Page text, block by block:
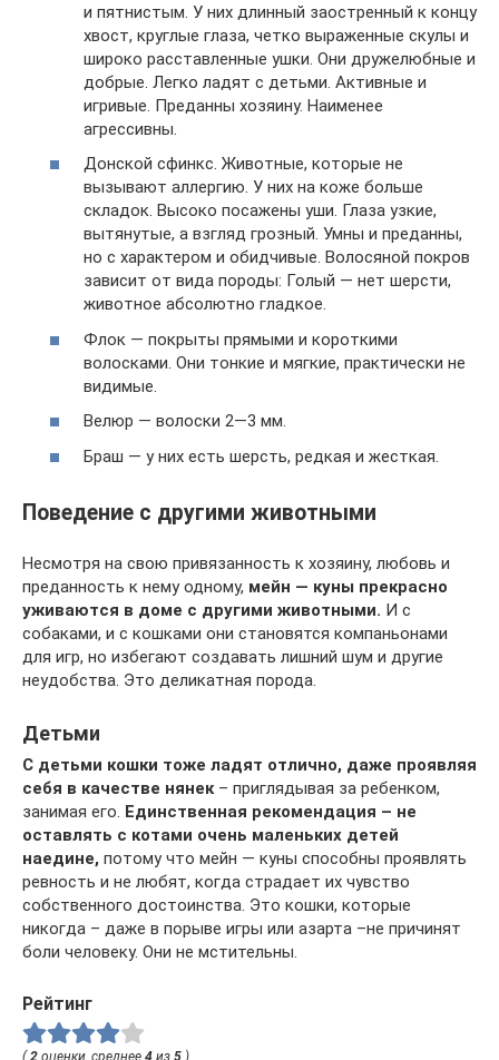
и пятнистым. У них длинный заостренный к концу
хвост, круглые глаза, четко выраженные скулы и
широко расставленные ушки. Они дружелюбные и
добрые. Легко ладят с детьми. Активные и
игривые. Преданны хозяину. Наименее
агрессивны.
Донской сфинкс. Животные, которые не
вызывают аллергию. У них на коже больше
складок. Высоко посажены уши. Глаза узкие,
вытянутые, а взгляд грозный. Умны и преданны,
но с характером и обидчивые. Волосяной покров
зависит от вида породы: Голый — нет шерсти,
животное абсолютно гладкое.
Флок — покрыты прямыми и короткими
волосками. Они тонкие и мягкие, практически не
видимые.
Велюр — волоски 2—3 мм.
Браш — у них есть шерсть, редкая и жесткая.
Поведение с другими животными
Несмотря на свою привязанность к хозяину, любовь и
преданность к нему одному, мейн — куны прекрасно
уживаются в доме с другими животными. И с
собаками, и с кошками они становятся компаньонами
для игр, но избегают создавать лишний шум и другие
неудобства. Это деликатная порода.
Детьми
С детьми кошки тоже ладят отлично, даже проявляя
себя в качестве нянек– приглядывая за ребенком,
занимая его. Единственная рекомендация – не
оставлять с котами очень маленьких детей
наедине, потому что мейн — куны способны проявлять
ревность и не любят, когда страдает их чувство
собственного достоинства. Это кошки, которые
никогда – даже в порыве игры или азарта –не причинят
боли человеку. Они не мстительны.
Рейтинг
(2 оценки, среднее 4 из 5 )